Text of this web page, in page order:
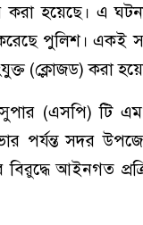
করা হয়েছে। এ
করেছে পুলিশ। একই
(ক্লোজড) করা
সুপার (এসপি) টি
পর্যন্ত সদর
আইনগত